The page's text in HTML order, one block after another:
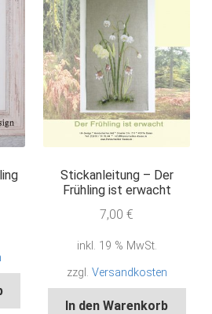
Stickanleitung – Der
Frühling ist erwacht
7,00€
inkl. 19 % MwSt.
zzgl. Versandkosten
In den Warenkorb